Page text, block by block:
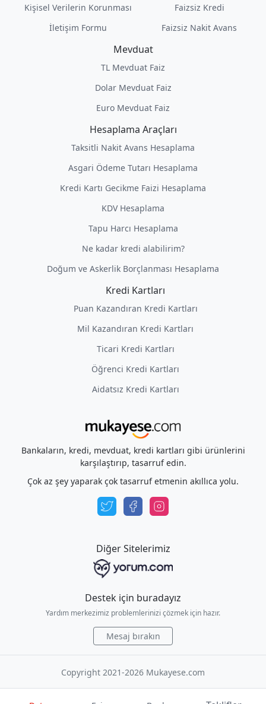
Kişisel Verilerin Korunması
İletişim Formu
Faizsiz Kredi
Faizsiz Nakit Avans
Mevduat
TL Mevduat Faiz
Dolar Mevduat Faiz
Euro Mevduat Faiz
Hesaplama Araçları
Taksitli Nakit Avans Hesaplama
Asgari Ödeme Tutarı Hesaplama
Kredi Kartı Gecikme Faizi Hesaplama
KDV Hesaplama
Tapu Harcı Hesaplama
Ne kadar kredi alabilirim?
Doğum ve Askerlik Borçlanması Hesaplama
Kredi Kartları
Puan Kazandıran Kredi Kartları
Mil Kazandıran Kredi Kartları
Ticari Kredi Kartları
Öğrenci Kredi Kartları
Aidatsız Kredi Kartları
Bankaların, kredi, mevduat, kredi kartları gibi ürünlerini
karşılaştırıp, tasarruf edin.
Çok az şey yaparak çok tasarruf etmenin akıllıca yolu.
Diğer Sitelerimiz
Destek için buradayız
Yardım merkezimiz problemlerinizi çözmek için hazır.
Mesaj bırakın
Copyright 2021-2026 Mukayese.com